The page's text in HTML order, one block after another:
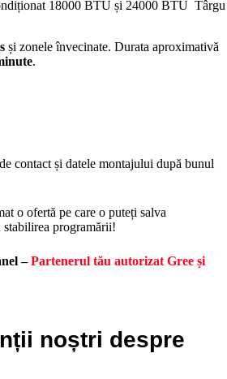
18000 BTU și 24000 BTU Târgu
și zonele învecinate. Durata aproximativă
.
contact și datele montajului după bunul
o ofertă pe care o puteți salva
stabilirea programării!
–Partenerul tău autorizat Gree și
noștri despre